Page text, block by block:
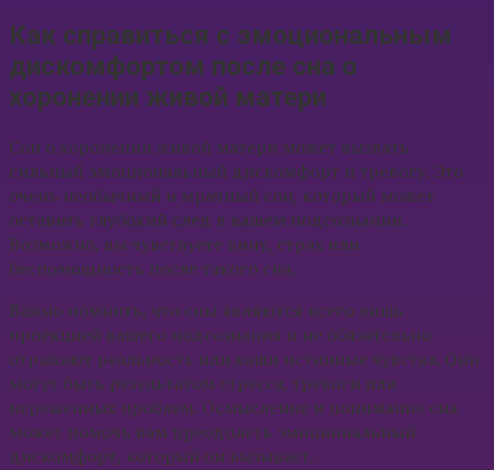
Как справиться с эмоциональным
дискомфортом после сна о
хоронении живой матери
Сон о хоронении живой матери может вызвать
сильный эмоциональный дискомфорт и тревогу. Это
очень необычный и мрачный сон, который может
оставить глубокий след в вашем подсознании.
Возможно, вы чувствуете вину, страх или
беспомощность после такого сна.
Важно помнить, что сны являются всего лишь
проекцией вашего подсознания и не обязательно
отражают реальность или ваши истинные чувства. Они
могут быть результатом стресса, тревоги или
нерешенных проблем. Осмысление и понимание сна
может помочь вам преодолеть эмоциональный
дискомфорт, который он вызывает.